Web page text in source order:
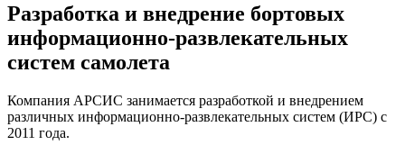
Разработка и внедрение бортовых
информационно-развлекательных
систем самолета​
Компания АРСИС занимается разработкой и внедрением
различных информационно-развлекательных систем (ИРС) с
2011 года.